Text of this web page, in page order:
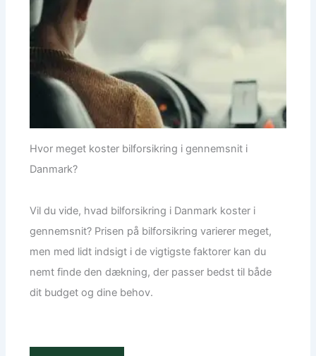
Hvor meget koster bilforsikring i gennemsnit i
Danmark?
Vil du vide, hvad bilforsikring i Danmark koster i
gennemsnit? Prisen på bilforsikring varierer meget,
men med lidt indsigt i de vigtigste faktorer kan du
nemt finde den dækning, der passer bedst til både
dit budget og dine behov.